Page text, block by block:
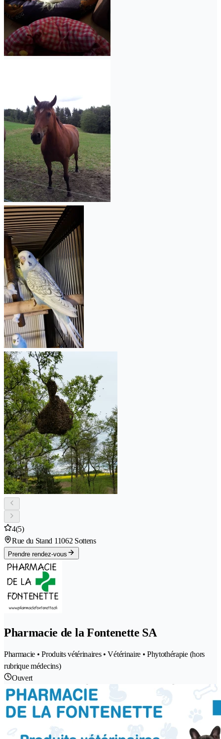
4(5)
Rue du Stand 11062 Sottens
Prendre rendez-vous
Pharmacie de la Fontenette SA
Pharmacie • Produits vétérinaires • Vétérinaire • Phytothérapie (hors
rubrique médecins)
Ouvert